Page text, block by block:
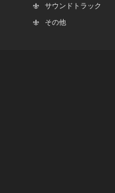
サウンドトラック
その他